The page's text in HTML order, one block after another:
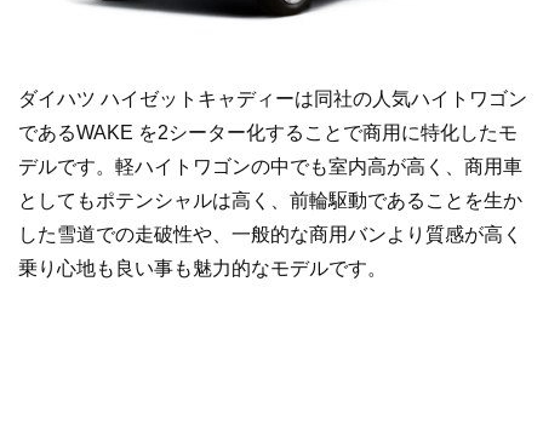
ダイハツ ハイゼットキャディーは同社の人気ハイトワゴン
であるWAKE を2シーター化することで商用に特化したモ
デルです。軽ハイトワゴンの中でも室内高が高く、商用車
としてもポテンシャルは高く、前輪駆動であることを生か
した雪道での走破性や、一般的な商用バンより質感が高く
乗り心地も良い事も魅力的なモデルです。